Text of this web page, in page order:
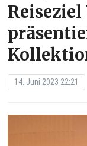
14. Juni 2023 22:21